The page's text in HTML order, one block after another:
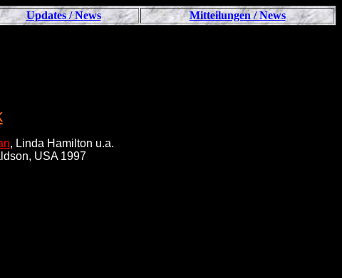
Updates / News Mitteilungen / News
, Linda Hamilton u.a.
USA 1997